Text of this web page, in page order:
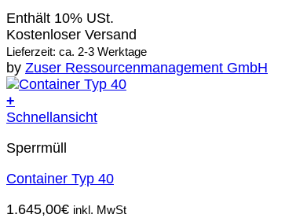
Enthält 10% USt.
Kostenloser Versand
Lieferzeit: ca. 2-3 Werktage
by Zuser Ressourcenmanagement GmbH
+
Schnellansicht
Sperrmüll
Container Typ 40
1.645,00€ inkl. MwSt